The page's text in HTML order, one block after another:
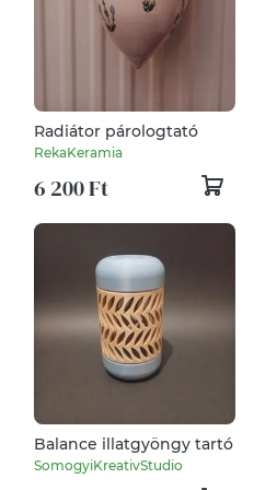
Radiátor párologtató
RekaKeramia
6 200 Ft
Balance illatgyöngy tartó
SomogyiKreativStudio